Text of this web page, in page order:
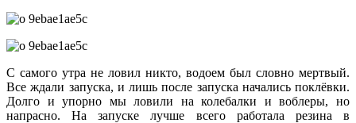
С самого утра не ловил никто, водоем был словно мертвый.
Все ждали запуска, и лишь после запуска начались поклёвки.
Долго и упорно мы ловили на колебалки и воблеры, но
напрасно. На запуске лучше всего работала резина в